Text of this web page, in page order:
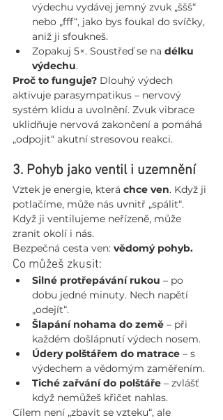
výdechu vydávej jemný zvuk „ššš“
nebo „fff“, jako bys foukal do svíčky,
aniž ji sfoukneš.
Zopakuj 5×. Soustřeď se na délku
výdechu.
Proč to funguje? Dlouhý výdech
aktivuje parasympatikus – nervový
systém klidu a uvolnění. Zvuk vibrace
uklidňuje nervová zakončení a pomáhá
„odpojit“ akutní stresovou reakci.
3. Pohyb jako ventil i uzemnění
Vztek je energie, která chce ven. Když ji
potlačíme, může nás uvnitř „spálit“.
Když ji ventilujeme neřízeně, může
zranit okolí i nás.
Bezpečná cesta ven: vědomý pohyb.
Co můžeš zkusit:
Silné protřepávání rukou – po
dobu jedné minuty. Nech napětí
„odejít“.
Šlapání nohama do země – při
každém došlápnutí výdech nosem.
Údery polštářem do matrace – s
výdechem a vědomým zaměřením.
Tiché zařvání do polštáře – zvlášť
když nemůžeš křičet nahlas.
Cílem není „zbavit se vzteku“, ale